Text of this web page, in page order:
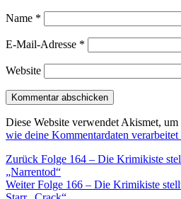
Name *
E-Mail-Adresse *
Website
Diese Website verwendet Akismet, um
wie deine Kommentardaten verarbeitet
Beitragsnavigation
Zurück Vorheriger
Beitrag:
Folge 164 – Die Krimikiste
„Narrentod“
Weiter Nächster
Folge 166 – Die Krimikiste